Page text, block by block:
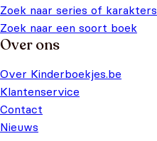
Zoek naar series of karakters
Zoek naar een soort boek
Over ons
Over Kinderboekjes.be
Klantenservice
Contact
Nieuws